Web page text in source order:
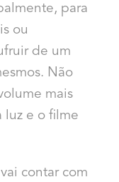
para
ou
de um
Não
mais
luz e o filme
contar com